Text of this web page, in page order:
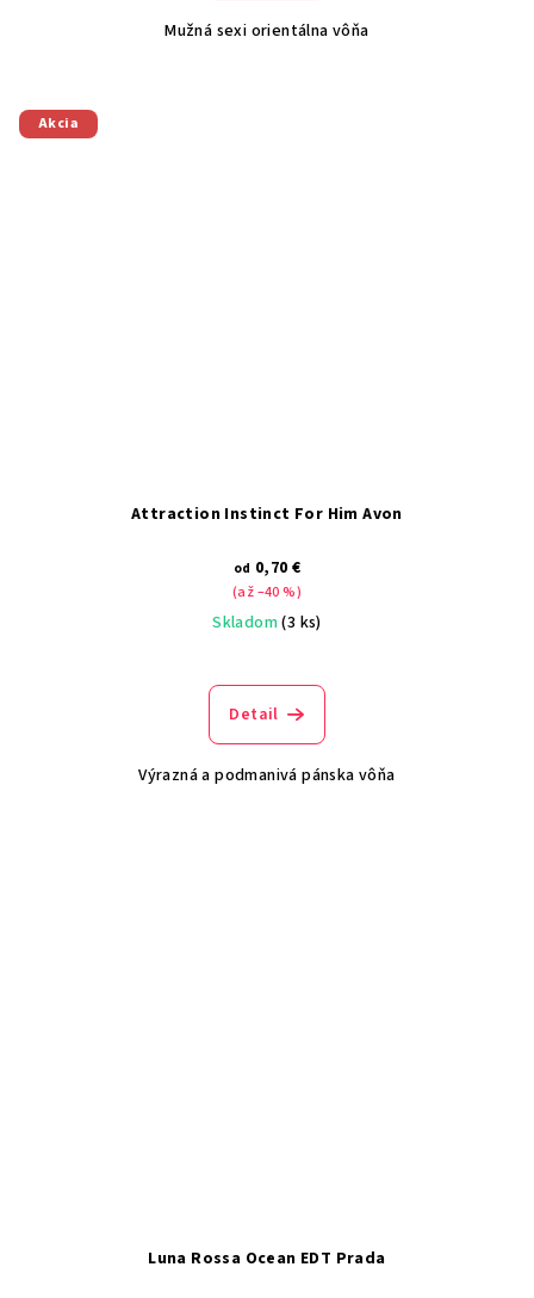
Mužná sexi orientálna vôňa
Akcia
Attraction Instinct For Him Avon
od 0,70 €
(až –40 %)
Skladom(3 ks)
Detail
Výrazná a podmanivá pánska vôňa
Luna Rossa Ocean EDT Prada